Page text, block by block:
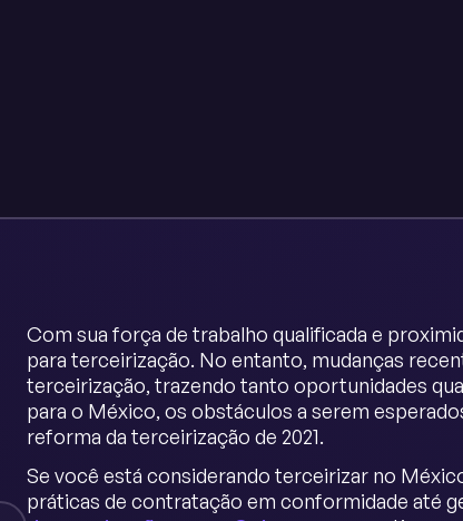
Com sua força de trabalho qualificada e
para terceirização. No entanto, mudanças
terceirização, trazendo tanto oportunidades
para o México, os obstáculos a serem
reforma da terceirização de 2021.
Se você está considerando terceirizar no
práticas de contratação em conformidade até